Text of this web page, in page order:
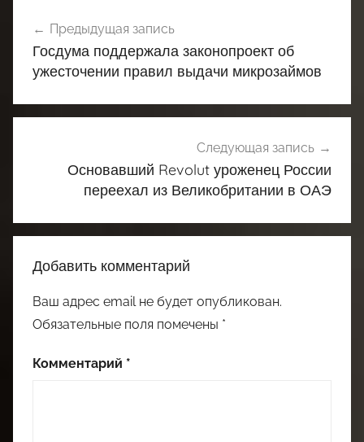
по
записям
Предыдущая запись
Госдума поддержала законопроект об
ужесточении правил выдачи микрозаймов
Следующая запись
Основавший Revolut уроженец России
переехал из Великобритании в ОАЭ
Добавить комментарий
Ваш адрес email не будет опубликован.
Обязательные поля помечены *
Комментарий *